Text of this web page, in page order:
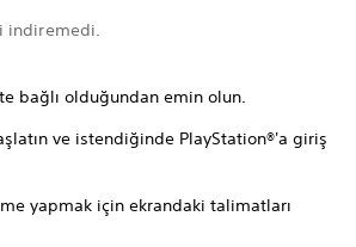
indiremedi.
bağlı olduğundan emin olun.
ve istendiğinde PlayStation®'a giriş
yapmak için ekrandaki talimatları